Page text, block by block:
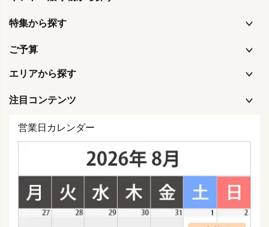
特集から探す
ご予算
エリアから探す
注目コンテンツ
営業日カレンダー